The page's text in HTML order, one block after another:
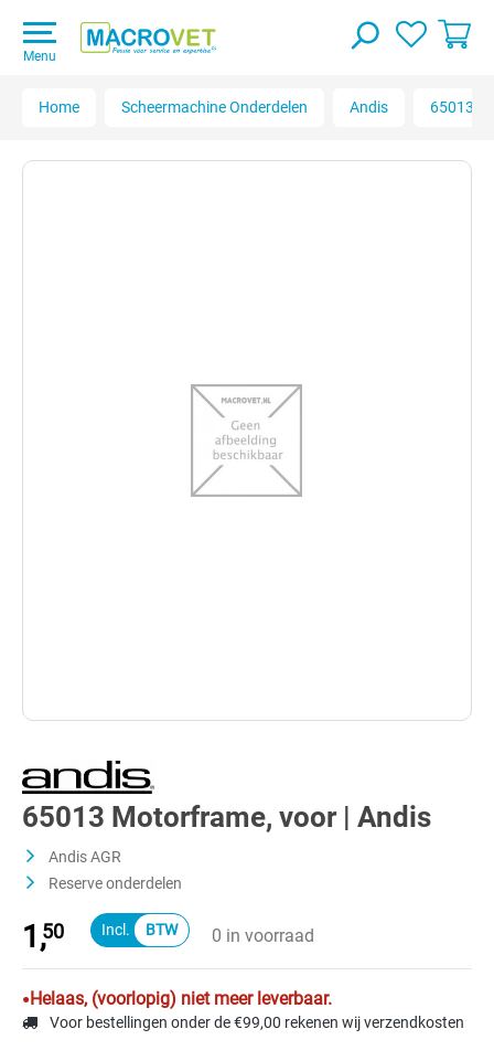
Menu
Home Scheermachine Onderdelen Andis 65013
65013 Motorframe, voor | Andis
Andis AGR
Reserve onderdelen
1,50 0 in voorraad
Helaas, (voorlopig) niet meer leverbaar.
Voor bestellingen onder de €99,00 rekenen wij verzendkosten